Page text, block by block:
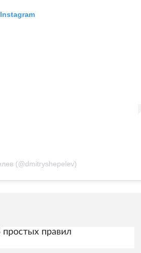
(@dmitryshepelev)
простых правил